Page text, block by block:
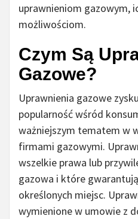
uprawnieniom gazowym,
możliwościom.
Czym Są
Gazowe?
Uprawnienia gazowe
popularność wśród
ważniejszym tematem w
firmami gazowymi.
wszelkie prawa lub
gazowa i które
określonych miejsc.
wymienione w umowie z